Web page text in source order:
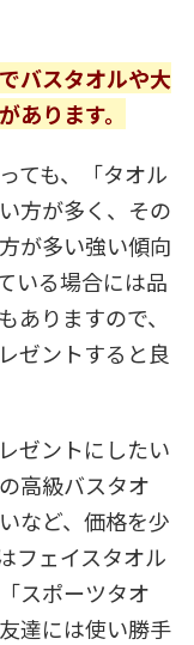
バスタオルや大
あります。
ても、「タオル
方が多く、その
が多い強い傾向
いる場合には品
りますので、
ゼントすると良
ゼントにしたい
高級バスタオ
など、価格を少
フェイスタオル
スポーツタオ
達には使い勝手